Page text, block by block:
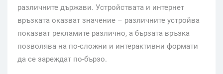
различните държави. Устройствата и интернет
връзката оказват значение – различните устройва
показват рекламите различно, а бързата връзка
позволява на по-сложни и интерактивни формати
да се зареждат по-бързо.